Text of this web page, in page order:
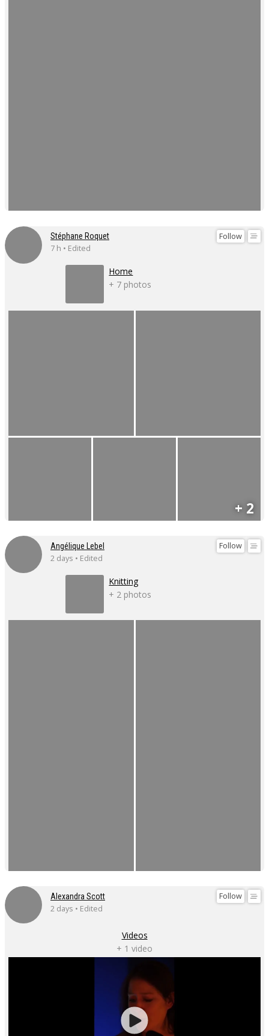
Follow
Stéphane Roquet
7 h • Edited
Home
+ 7 photos
+ 2
Follow
Angélique Lebel
2 days • Edited
Knitting
+ 2 photos
Follow
Alexandra Scott
2 days • Edited
Videos
+ 1 video